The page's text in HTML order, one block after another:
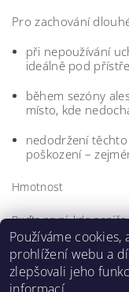
Pro zachování
při nepoužívání
ideálně pod
během sezóny
místo, kde
nedodržení
poškození –
Hmotnost
Buďte první, kdo
Přidat
Používáme
prohlížení webu a
zlepšovali jeho